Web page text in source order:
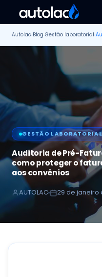
Autolac›Blog›Gestão laboratorial›
GESTÃO
Auditoria de Pré-
como proteger o
aos convênios
AUTOLAC 29 de janeiro